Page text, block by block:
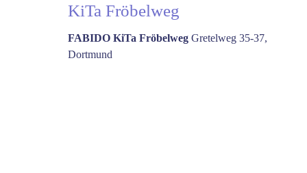
KiTa Fröbelweg
FABIDO KiTa Fröbelweg Gretelweg 35-37,
Dortmund